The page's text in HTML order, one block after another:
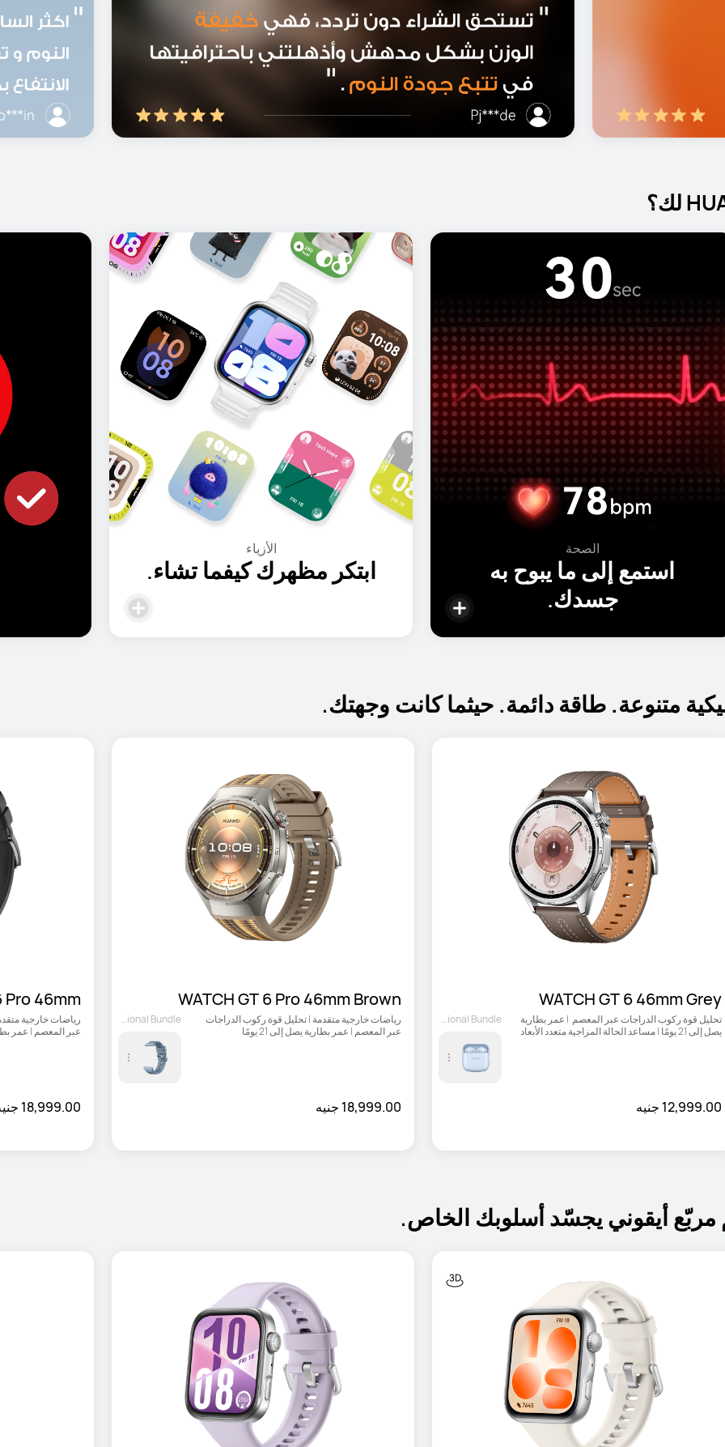
ابتكر مظهرك كيفما تشاء. رعاية دائمة.
WATCH GT 6 46mm Grey
يصل إلى 21 يومًا | مساعد الحالة المزاجية متعدد الأبعاد
12,999.00 جنيه
Optional Bundle
WATCH GT 6 Pro 46mm Brown
عبر المعصم | عمر بطارية يصل إلى 21 يومًا
18,999.00 جنيه
Optional Bundle
Pro 46mm
عبر المعصم | عمر
18,999.00 جنيه